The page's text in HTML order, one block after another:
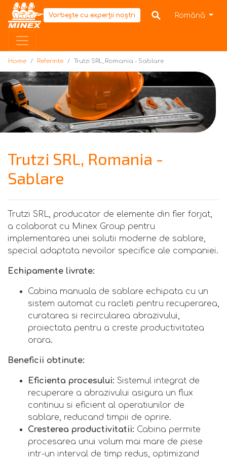
Home
Vorbește cu experții noștri Română
Home Referinte Trutzi SRL, Romania - Sablare
Trutzi SRL, Romania -
Sablare
Trutzi SRL, producator de elemente din fier forjat,
a colaborat cu Minex Group pentru
implementarea unei solutii moderne de sablare,
special adaptata nevoilor specifice ale companiei.
Echipamente livrate:
Cabina manuala de sablare echipata cu un
sistem automat cu racleti pentru recuperarea,
curatarea si recircularea abrazivului,
proiectata pentru a creste productivitatea
orara.
Beneficii obtinute:
Eficienta procesului: Sistemul integrat de
recuperare a abrazivului asigura un flux
continuu si eficient al operatiunilor de
sablare, reducand timpii de oprire.
Cresterea productivitatii: Cabina permite
procesarea unui volum mai mare de piese
intr-un interval de timp redus, optimizand